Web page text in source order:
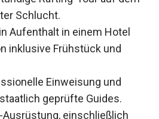
Imster Schlucht.
Aufenthalt in einem Hotel
inklusive Frühstück und
Einweisung und
geprüfte Guides.
Ausrüstung, einschließlich